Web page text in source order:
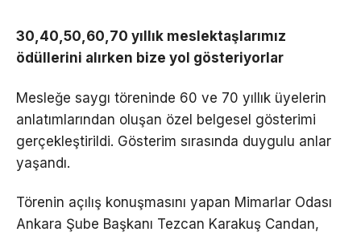
30,40,50,60,70 yıllık meslektaşlarımız
ödüllerini alırken bize yol gösteriyorlar
Mesleğe saygı töreninde 60 ve 70 yıllık üyelerin
anlatımlarından oluşan özel belgesel gösterimi
gerçekleştirildi. Gösterim sırasında duygulu anlar
yaşandı.
Törenin açılış konuşmasını yapan Mimarlar Odası
Ankara Şube Başkanı Tezcan Karakuş Candan,